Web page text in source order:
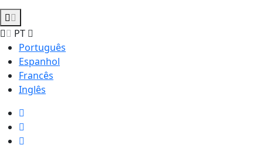
PT
Português
Espanhol
Francês
Inglês